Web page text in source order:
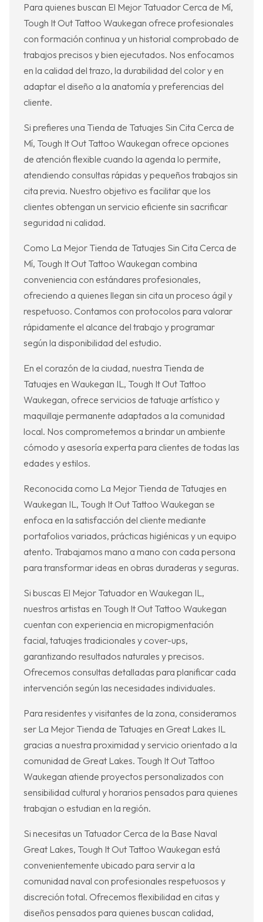
Para quienes buscan El Mejor Tatuador Cerca de Mí,
Tough It Out Tattoo Waukegan ofrece profesionales
con formación continua y un historial comprobado de
trabajos precisos y bien ejecutados. Nos enfocamos
en la calidad del trazo, la durabilidad del color y en
adaptar el diseño a la anatomía y preferencias del
cliente.
Si prefieres una Tienda de Tatuajes Sin Cita Cerca de
Mí, Tough It Out Tattoo Waukegan ofrece opciones
de atención flexible cuando la agenda lo permite,
atendiendo consultas rápidas y pequeños trabajos sin
cita previa. Nuestro objetivo es facilitar que los
clientes obtengan un servicio eficiente sin sacrificar
seguridad ni calidad.
Como La Mejor Tienda de Tatuajes Sin Cita Cerca de
Mí, Tough It Out Tattoo Waukegan combina
conveniencia con estándares profesionales,
ofreciendo a quienes llegan sin cita un proceso ágil y
respetuoso. Contamos con protocolos para valorar
rápidamente el alcance del trabajo y programar
según la disponibilidad del estudio.
En el corazón de la ciudad, nuestra Tienda de
Tatuajes en Waukegan IL, Tough It Out Tattoo
Waukegan, ofrece servicios de tatuaje artístico y
maquillaje permanente adaptados a la comunidad
local. Nos comprometemos a brindar un ambiente
cómodo y asesoría experta para clientes de todas las
edades y estilos.
Reconocida como La Mejor Tienda de Tatuajes en
Waukegan IL, Tough It Out Tattoo Waukegan se
enfoca en la satisfacción del cliente mediante
portafolios variados, prácticas higiénicas y un equipo
atento. Trabajamos mano a mano con cada persona
para transformar ideas en obras duraderas y seguras.
Si buscas El Mejor Tatuador en Waukegan IL,
nuestros artistas en Tough It Out Tattoo Waukegan
cuentan con experiencia en micropigmentación
facial, tatuajes tradicionales y cover-ups,
garantizando resultados naturales y precisos.
Ofrecemos consultas detalladas para planificar cada
intervención según las necesidades individuales.
Para residentes y visitantes de la zona, consideramos
ser La Mejor Tienda de Tatuajes en Great Lakes IL
gracias a nuestra proximidad y servicio orientado a la
comunidad de Great Lakes. Tough It Out Tattoo
Waukegan atiende proyectos personalizados con
sensibilidad cultural y horarios pensados para quienes
trabajan o estudian en la región.
Si necesitas un Tatuador Cerca de la Base Naval
Great Lakes, Tough It Out Tattoo Waukegan está
convenientemente ubicado para servir a la
comunidad naval con profesionales respetuosos y
discreción total. Ofrecemos flexibilidad en citas y
diseños pensados para quienes buscan calidad,